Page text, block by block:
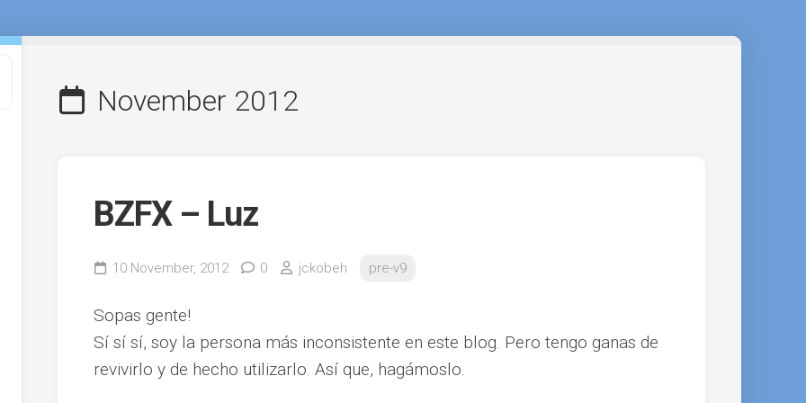
November 2012
BZFX – Luz
10 November, 2012 0 jckobeh pre-v9
Sopas gente!
Sí sí sí, soy la persona más inconsistente en este blog. Pero tengo ganas de
revivirlo y de hecho utilizarlo. Así que, hagámoslo.